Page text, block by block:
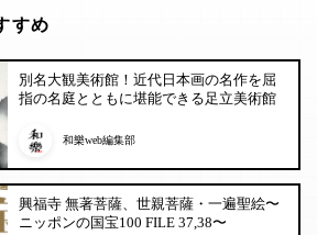
すめ
別名大観美術館！近代日本画の名作を屈
指の名庭とともに堪能できる足立美術館
和樂web編集部
興福寺 無著菩薩、世親菩薩・一遍聖絵〜
ニッポンの国宝100 FILE 37,38〜